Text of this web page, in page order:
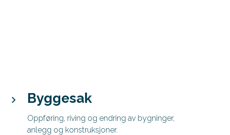
Byggesak
Oppføring, riving og endring av bygninger,
anlegg og konstruksjoner.